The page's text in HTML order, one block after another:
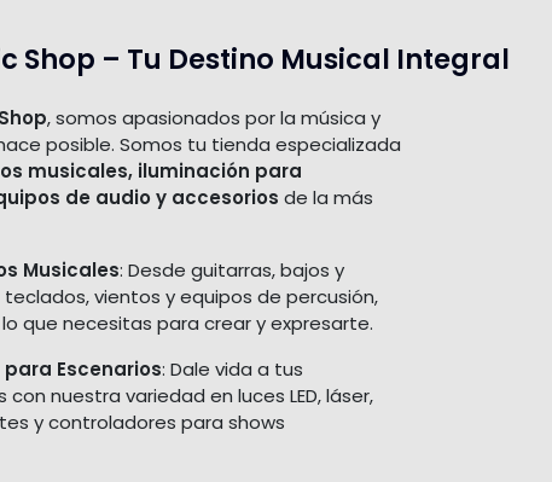
Shop – Tu Destino Musical Integral
, somos apasionados por la música y
posible. Somos tu tienda especializada
musicales, iluminación para
de audio y accesorios de la más
Musicales: Desde guitarras, bajos y
vientos y equipos de percusión,
que necesitas para crear y expresarte.
Escenarios: Dale vida a tus
nuestra variedad en luces LED, láser,
y controladores para shows